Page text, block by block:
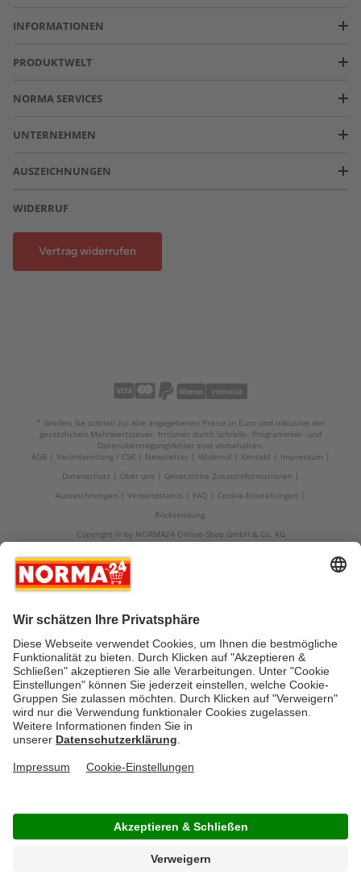
INFORMATIONEN
PRODUKTWELT
NORMA SERVICES
UNTERNEHMEN
AUSZEICHNUNGEN
WIDERRUF
Vertrag widerrufen
* Greifen Sie schnell zu! Alle angegebenen Preise in Euro und inklusive der
gesetzlichen Mehrwertsteuer. Irrtümer durch Schreib-, Programmier- und
Datenübertragungsfehler sind vorbehalten.
AGB
Verantwortung / CSR Newsletter Widerruf Kontakt
Impressum
Datenschutz
Über uns
Gesetzliche Zusatzinformationen
Auszeichnungen
Versandstatus FAQ
Cookie-Einstellungen
Rücksendung
Copyright © by NORMA24 Online-Shop GmbH & Co. KG